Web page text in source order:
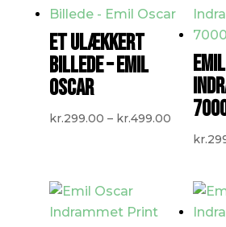
ET ULÆKKERT
BILLEDE – EMIL
OSCAR
kr.299.00 – kr.499.00
kr.299.00
kr.499.00
kr.